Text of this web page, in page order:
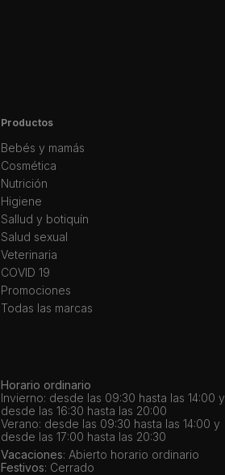
Productos
Bebés y mamás
Cosmética
Nutrición
Higiene
Sallud y botiquín
Salud sexual
Veterinaria
COVID 19
Promociones
Todas las marcas
Horario ordinario
Invierno: desde las 09:30 hasta las 14:00 y
desde las 16:30 hasta las 20:00
Verano: desde las 09:30 hasta las 14:00 y
desde las 17:00 hasta las 20:30
Vacaciones: Abierto horario ordinario
Festivos: Cerrado